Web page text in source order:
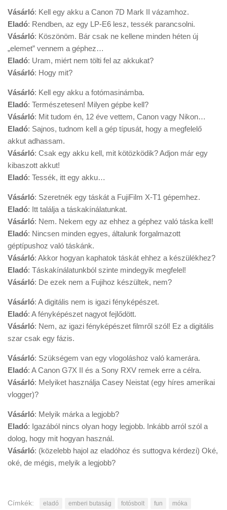
Vásárló: Kell egy akku a Canon 7D Mark II vázamhoz.
Eladó: Rendben, az egy LP-E6 lesz, tessék parancsolni.
Vásárló: Köszönöm. Bár csak ne kellene minden héten új
„elemet” vennem a géphez…
Eladó: Uram, miért nem tölti fel az akkukat?
Vásárló: Hogy mit?
Vásárló: Kell egy akku a fotómasinámba.
Eladó: Természetesen! Milyen gépbe kell?
Vásárló: Mit tudom én, 12 éve vettem, Canon vagy Nikon…
Eladó: Sajnos, tudnom kell a gép típusát, hogy a megfelelő
akkut adhassam.
Vásárló: Csak egy akku kell, mit kötözködik? Adjon már egy
kibaszott akkut!
Eladó: Tessék, itt egy akku…
Vásárló: Szeretnék egy táskát a FujiFilm X-T1 gépemhez.
Eladó: Itt találja a táskakínálatunkat.
Vásárló: Nem. Nekem egy az ehhez a géphez való táska kell!
Eladó: Nincsen minden egyes, általunk forgalmazott
géptípushoz való táskánk.
Vásárló: Akkor hogyan kaphatok táskát ehhez a készülékhez?
Eladó: Táskakínálatunkból szinte mindegyik megfelel!
Vásárló: De ezek nem a Fujihoz készültek, nem?
Vásárló: A digitális nem is igazi fényképészet.
Eladó: A fényképészet nagyot fejlődött.
Vásárló: Nem, az igazi fényképészet filmről szól! Ez a digitális
szar csak egy fázis.
Vásárló: Szükségem van egy vlogoláshoz való kamerára.
Eladó: A Canon G7X II és a Sony RXV remek erre a célra.
Vásárló: Melyiket használja Casey Neistat (egy híres amerikai
vlogger)?
Vásárló: Melyik márka a legjobb?
Eladó: Igazából nincs olyan hogy legjobb. Inkább arról szól a
dolog, hogy mit hogyan használ.
Vásárló: (közelebb hajol az eladóhoz és suttogva kérdezi) Oké,
oké, de mégis, melyik a legjobb?
Címkék: eladó emberi butaság fotósbolt fun
móka